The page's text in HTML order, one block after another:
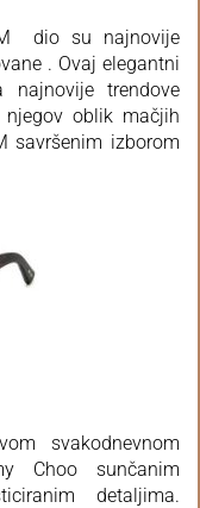
dio su najnovije
. Ovaj elegantni
trendove
njegov oblik mačjih
savršenim izborom
svakodnevnom
Choo sunčanim
detaljima.